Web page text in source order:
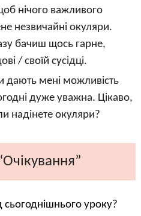
нічого важливого
незвичайні окуляри.
бачиш щось гарне,
/ своїй сусідці.
дають мені можливість
дуже уважна. Цікаво,
надінете окуляри?
сьогоднішнього уроку?